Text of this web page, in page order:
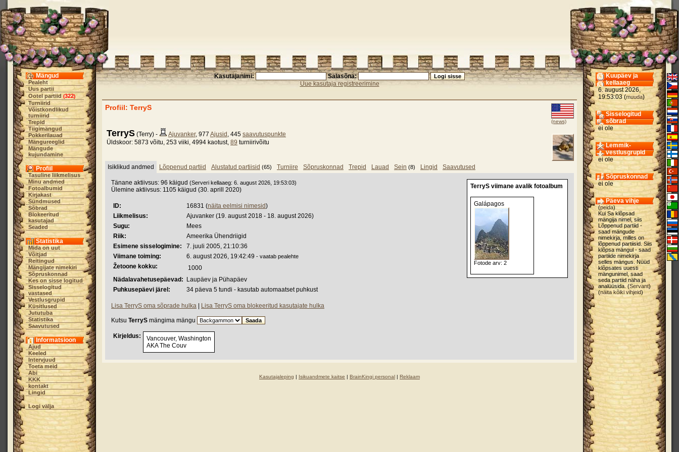
Mängud
Pealeht
Uus partii
Ootel partiid (322)
Turniirid
Võistkondlikud
turniirid
Trepid
Tiigimängud
Pokkerilauad
Mängureeglid
Mängude
kujundamine
Profiil
Tasuline liikmelisus
Minu andmed
Fotoalbumid
Kirjakast
Sündmused
Sõbrad
Blokeeritud
kasutajad
Seaded
Statistika
Mida on uut
Võitjad
Reitingud
Mängijate nimekiri
Sõpruskonnad
Kes on sisse logitud
Sisselogitud
vastased
Vestlusgrupid
Küsitlused
Jututuba
Statistika
Saavutused
Informatsioon
Ajud
Keeled
Intervjuud
Toeta meid
Abi
KKK
kontakt
Lingid
Logi välja
Kasutajanimi:
Salasõna:
Uue kasutaja registreerimine
(news)
Profiil: TerryS
TerryS (Terry) - Ajuvanker, 977 Ajusid , 445 saavutuspunkte
Üldskoor: 5873 võitu, 253 viiki, 4994 kaotust, 89 turniirivõitu
Isiklikud andmed Lõppenud partiid Alustatud partiisid (65) Turniire Sõpruskonnad Trepid Lauad Sein (8) Lingid Saavutused
TerryS viimane avalik fotoalbum
Galápagos
Fotode arv: 2
Tänane aktiivsus: 96 käigud (Serveri kellaaeg: 6. august 2026, 19:53:03)
Ülemine aktiivsus: 1105 käigud (30. aprill 2020)
ID: 16831 (näita eelmisi nimesid)
Liikmelisus:
Ajuvanker (19. august 2018 - 18. august 2026)
Sugu:
Mees
Riik:
Ameerika Ühendriigid
Esimene sisselogimine:
7. juuli 2005, 21:10:36
Viimane toiming:
6. august 2026, 19:42:49 - vaatab pealehte
Žetoone kokku:
1000
Nädalavahetusepäevad:
Laupäev ja Pühapäev
Puhkusepäevi järel:
34 päeva 5 tundi - kasutab automaatset puhkust
Lisa TerryS oma sõprade hulka Lisa TerryS oma blokeeritud kasutajate hulka
Kutsu TerryS mängima mängu
Kirjeldus:
Vancouver, Washington
AKA The Couv
Kasutajaleping | Isikuandmete kaitse | BrainKingi personal | Reklaam
Kuupäev ja
kellaaeg
6. august 2026,
19:53:03 (muuda)
Sisselogitud
sõbrad
ei ole
Lemmik-
vestlusgrupid
ei ole
Sõpruskonnad
ei ole
Päeva vihje
(peida)
Kui Sa klõpsad
mängija nimel, siis
Lõppenud partiid -
saad mängude
nimekirja, milles on
lõppenud partiisid. Siis
klõpsa mängul - saad
partiide nimekirja
selles mängus. Nüüd
klõpsates uuesti
mängunimel, saad
seda partiid näha ja
analüüsida. (Servant)
(näita kõiki vihjeid)